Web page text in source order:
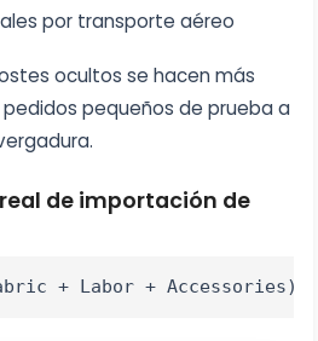
por transporte aéreo
ocultos se hacen más
pequeños de prueba a
de importación de
+ Labor + Accessories)